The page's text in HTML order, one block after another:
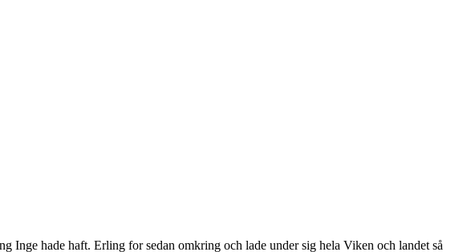
Inge hade haft. Erling for sedan omkring och lade under sig hela Viken och landet så